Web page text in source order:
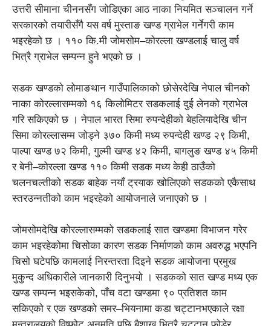
उत्तरी सीमाना चीननसँग जोडिएका आठ नाका नियमित सञ्चालन गर्ने
सरकारको तयारीसँगै यस वर्ष मुस्ताङ खण्ड ग्राभेल गर्नेगरी काम
भइरहेको छ । ११० कि.मी जोमसोम–कोरल्ला खण्डलाई चालु वर्ष
भित्रै ग्राभेल सम्पन्न हुने भएको छ ।
सडक खण्डको लोमाङथान गाउँपालिकाको छोसेरदेखि नेपाल चीनको
नाका कोरल्लासम्मको १६ किलोमिटर सडकलाई दुई लेनको ग्राभेल
गरि सकिएको छ । नेपाल भारत सिमा रुपन्देहीको बेहलियादेखि चीन
सिमा कोरल्लासम्म जोड्ने ३७० किमी मध्य रुपन्देही खण्ड २९ किमी,
पाल्पा खण्ड ७२ किमी, गुल्मी खण्ड ४२ किमी, बागलुङ खण्ड ४५ किमी
र बेनी–कोरल्ला खण्ड ११० किमी सडक मध्य केही ठाउँको
चलनचल्तीको सडक बाहेक नयाँ ट्रयाक खोलिएको सडकको एकैसाथ
स्तरउन्नतीको काम भइरहेको आयोजनाले जनाएको छ ।
जोमसोमदेखि कोरल्लासम्मको सडकलाई सात खण्डमा विभाजन गरेर
काम भइरहेकोमा चिसोका कारण सडक निर्माणको काम अवरुद्ध भएपनि
चिसो घटेपछि कामलाई निरन्तरता दिइने सडक आयोजना प्रमुख
मुकुन्द अधिकारीले जानकारी दिनुभयो । सडकको सात खण्ड मध्य एक
खण्ड सम्पन्न भइसकेको, पाँच वटा खण्डमा ९० प्रतिशत काम
सकिएको र एक खण्डको समर–भियनामा कडा चट्टानभएकाले रक्षा